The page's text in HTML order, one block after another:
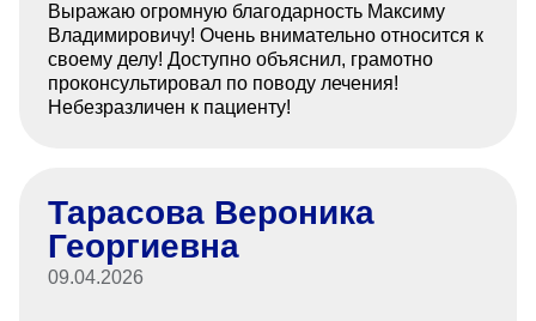
Выражаю огромную благодарность Максиму
Владимировичу! Очень внимательно относится к
своему делу! Доступно объяснил, грамотно
проконсультировал по поводу лечения!
Небезразличен к пациенту!
Тарасова Вероника
Георгиевна
09.04.2026